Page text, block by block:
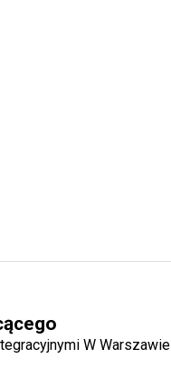
W Warszawie